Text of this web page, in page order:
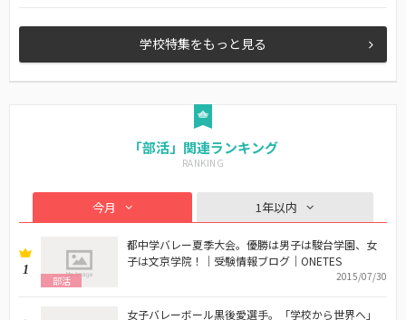
学校特集をもっと見る
「部活」関連ランキング
今月 1年以内
1
部活
都中学バレー夏季大会。優勝は男子は駿台学園、女
子は文京学院！｜受験情報ブログ｜ONETES
2015/07/30
女子バレーボール黒後愛選手。「学校から世界へ」